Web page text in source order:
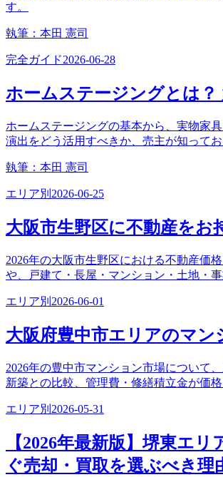
す。
執筆： 本田 憲司
完全ガイド2026-06-28
ホームステージングとは？
ホームステージングの基本から、実物家
演出をどう活用すべきか、売主が知って
執筆： 本田 憲司
エリア別 2026-06-25
大阪市生野区に不動産をお
2026年の大阪市生野区における不動産価
や、戸建て・長屋・マンション・土地・
エリア別 2026-06-01
大阪府豊中市エリアのマン
2026年の豊中市マンション市場について
新築との比較、管理費・修繕積立金が価
エリア別 2026-05-31
【2026年最新版】堺東エ
ぐ売却・買取を選ぶべき理